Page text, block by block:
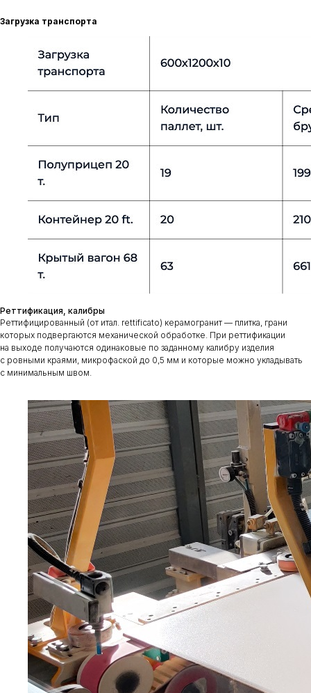
Загрузка транспорта
Реттификация, калибры
Реттифицированный (от итал. rettificato) керамогранит — плитка, грани
которых подвергаются механической обработке. При реттификации
на выходе получаются одинаковые по заданному калибру изделия
с ровными краями, микрофаской до 0,5 мм и которые можно укладывать
с минимальным швом.